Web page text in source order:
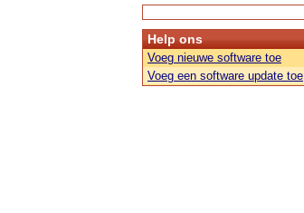
Help ons
Voeg nieuwe software toe
Voeg een software update toe